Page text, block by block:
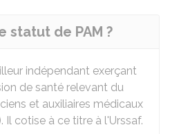
statut de PAM ?
indépendant exerçant
de santé relevant du
et auxiliaires médicaux
Il cotise à ce titre à l'Urssaf.